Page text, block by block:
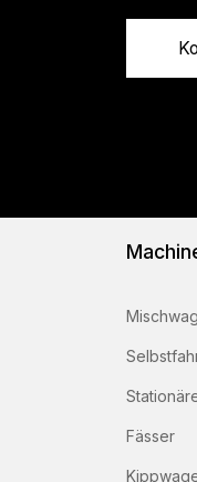
Fässer